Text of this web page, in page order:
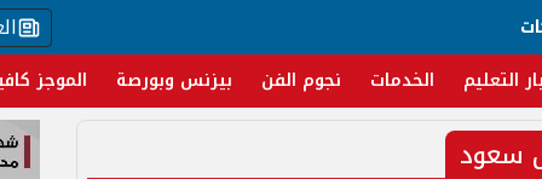
التعليم الخدمات نجوم الفن بيزنس وبورصة الموجز
سعود